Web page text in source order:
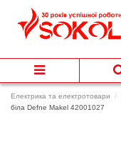
Електрика та електротовари
біла Defne Makel 42001027